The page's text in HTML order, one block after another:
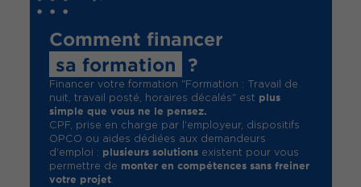
Comment financer
sa formation
?
Financer votre formation "Formation : Travail de
nuit, travail posté, horaires décalés" est plus
simple que vous ne le pensez.
CPF, prise en charge par l'employeur, dispositifs
OPCO ou aides dédiées aux demandeurs
d'emploi : plusieurs solutionsexistent pour vous
permettre de monter en compétences sans freiner
votre projet.